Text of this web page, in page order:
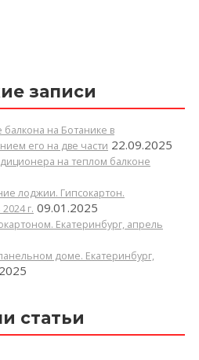
записи
на Ботанике в
его на две части 22.09.2025
на теплом балконе
лоджии. Гипсокартон.
г. 09.01.2025
Екатеринбург, апрель
доме. Екатеринбург,
статьи